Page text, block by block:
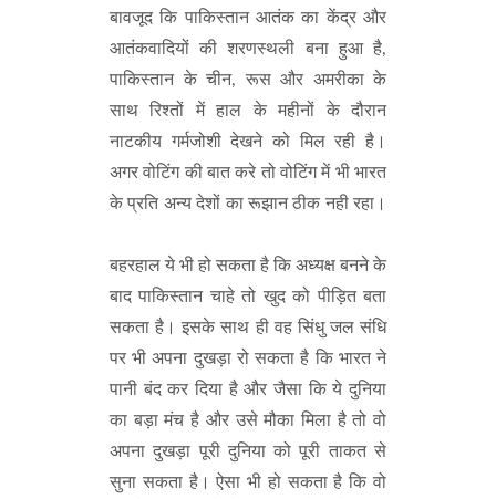
बावजूद कि पाकिस्तान आतंक का केंद्र और
आतंकवादियों की शरणस्थली बना हुआ है,
पाकिस्तान के चीन, रूस और अमरीका के
साथ रिश्तों में हाल के महीनों के दौरान
नाटकीय गर्मजोशी देखने को मिल रही है।
अगर वोटिंग की बात करे तो वोटिंग में भी भारत
के प्रति अन्य देशों का रूझान ठीक नही रहा।
बहरहाल ये भी हो सकता है कि अध्यक्ष बनने के
बाद पाकिस्तान चाहे तो खुद को पीड़ित बता
सकता है। इसके साथ ही वह सिंधु जल संधि
पर भी अपना दुखड़ा रो सकता है कि भारत ने
पानी बंद कर दिया है और जैसा कि ये दुनिया
का बड़ा मंच है और उसे मौका मिला है तो वो
अपना दुखड़ा पूरी दुनिया को पूरी ताकत से
सुना सकता है। ऐसा भी हो सकता है कि वो